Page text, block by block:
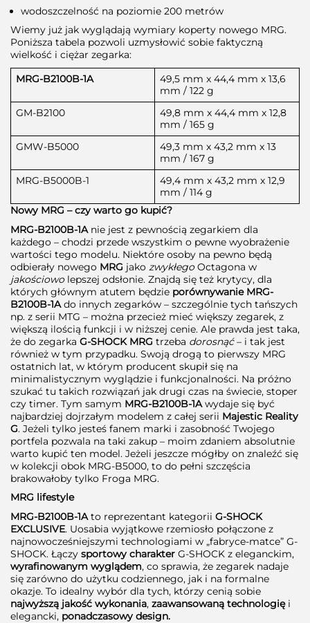
wodoszczelność na poziomie 200 metrów
Wiemy już jak wyglądają wymiary koperty nowego MRG.
Poniższa tabela pozwoli uzmysłowić sobie faktyczną
wielkość i ciężar zegarka:
MRG-B2100B-1A
49,5 mm x 44,4 mm x 13,6
mm / 122 g
GM-B2100
49,8 mm x 44,4 mm x 12,8
mm / 165 g
GMW-B5000
49,3 mm x 43,2 mm x 13
mm / 167 g
MRG-B5000B-1
49,4 mm x 43,2 mm x 12,9
mm / 114 g
Nowy MRG – czy warto go kupić?
MRG-B2100B-1A nie jest z pewnością zegarkiem dla
każdego – chodzi przede wszystkim o pewne wyobrażenie
wartości tego modelu. Niektóre osoby na pewno będą
odbierały nowego MRG jako zwykłegoOctagona w
jakościowolepszej odsłonie. Znajdą się też krytycy, dla
których głównym atutem będzie porównywanie MRG-
B2100B-1Ado innych zegarków – szczególnie tych tańszych
np. z serii MTG – można przecież mieć większy zegarek, z
większą ilością funkcji i w niższej cenie. Ale prawda jest taka,
że do zegarka G-SHOCK MRG trzeba dorosnąć– i tak jest
również w tym przypadku. Swoją drogą to pierwszy MRG
ostatnich lat, w którym producent skupił się na
minimalistycznym wyglądzie i funkcjonalności. Na próżno
szukać tu takich rozwiązań jak drugi czas na świecie, stoper
czy timer. Tym samym MRG-B2100B-1Awydaje się być
najbardziej dojrzałym modelem z całej serii Majestic Reality
G. Jeżeli tylko jesteś fanem marki i zasobność Twojego
portfela pozwala na taki zakup – moim zdaniem absolutnie
warto kupić ten model. Jeżeli jeszcze mógłby on znaleźć się
w kolekcji obok MRG-B5000, to do pełni szczęścia
brakowałoby tylko Froga MRG.
MRG lifestyle
MRG-B2100B-1Ato reprezentant kategorii G-SHOCK
EXCLUSIVE. Uosabia wyjątkowe rzemiosło połączone z
najnowocześniejszymi technologiami w „fabryce-matce” G-
SHOCK. Łączy sportowy charakter G-SHOCK z eleganckim,
wyrafinowanym wyglądem, co sprawia, że zegarek nadaje
się zarówno do użytku codziennego, jak i na formalne
okazje. To idealny wybór dla tych, którzy cenią sobie
najwyższą jakość wykonania, zaawansowaną technologięi
elegancki, ponadczasowy design.